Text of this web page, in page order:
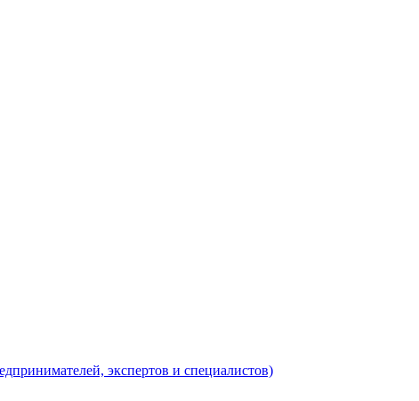
экспертов и специалистов)